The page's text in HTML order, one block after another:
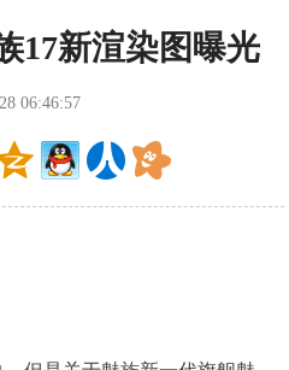
17新渲染图曝光
06:46:57